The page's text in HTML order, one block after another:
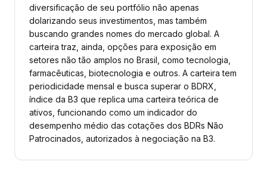
diversificação de seu portfólio não apenas
dolarizando seus investimentos, mas também
buscando grandes nomes do mercado global. A
carteira traz, ainda, opções para exposição em
setores não tão amplos no Brasil, como tecnologia,
farmacêuticas, biotecnologia e outros. A carteira tem
periodicidade mensal e busca superar o BDRX,
índice da B3 que replica uma carteira teórica de
ativos, funcionando como um indicador do
desempenho médio das cotações dos BDRs Não
Patrocinados, autorizados à negociação na B3.